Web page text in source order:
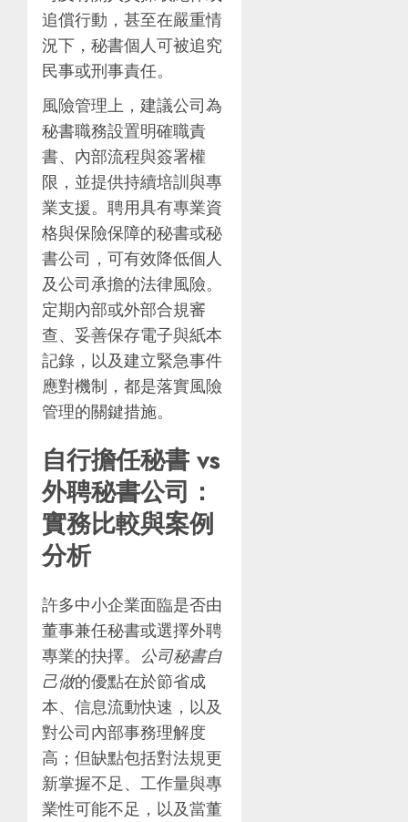
追償行動，甚至在嚴重情
況下，秘書個人可被追究
民事或刑事責任。
風險管理上，建議公司為
秘書職務設置明確職責
書、內部流程與簽署權
限，並提供持續培訓與專
業支援。聘用具有專業資
格與保險保障的秘書或秘
書公司，可有效降低個人
及公司承擔的法律風險。
定期內部或外部合規審
查、妥善保存電子與紙本
記錄，以及建立緊急事件
應對機制，都是落實風險
管理的關鍵措施。
自行擔任秘書 vs
外聘秘書公司：
實務比較與案例
分析
許多中小企業面臨是否由
董事兼任秘書或選擇外聘
專業的抉擇。 公司秘書自
己做的優點在於節省成
本、信息流動快速，以及
對公司內部事務理解度
高；但缺點包括對法規更
新掌握不足、工作量與專
業性可能不足，以及當董